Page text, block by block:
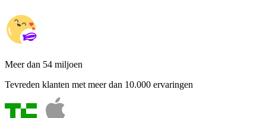
Meer dan 54 miljoen
Tevreden klanten met meer dan 10.000 ervaringen